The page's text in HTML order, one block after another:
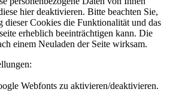
hier deaktivieren. Bitte beachten Sie,
dieser Cookies die Funktionalität und das
erheblich beeinträchtigen kann. Die
einem Neuladen der Seite wirksam.
Webfonts zu aktivieren/deaktivieren.